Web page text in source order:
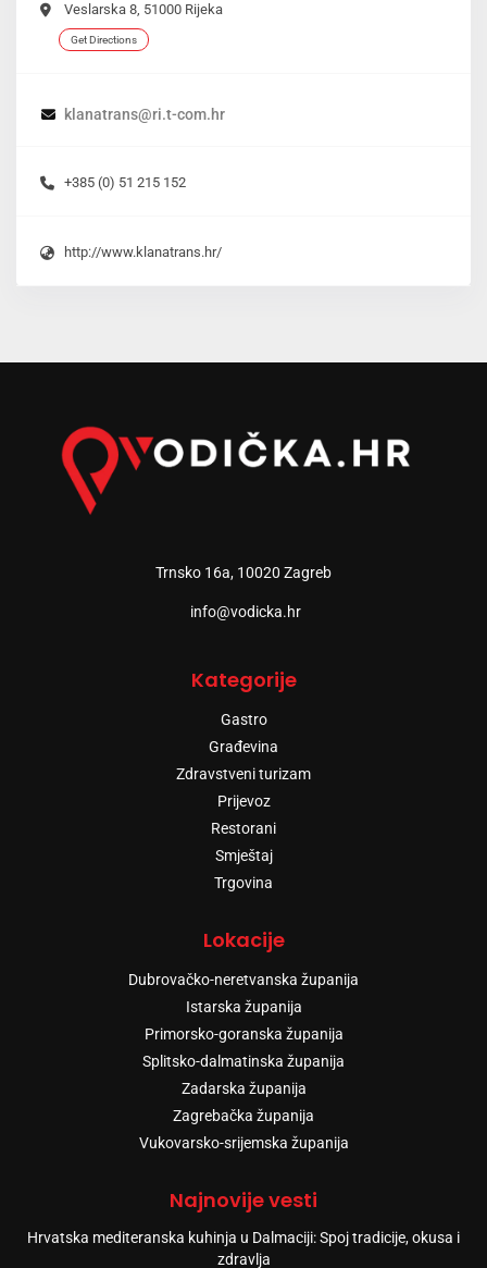
Veslarska 8, 51000 Rijeka
Get Directions
klanatrans@ri.t-com.hr
+385 (0) 51 215 152
http://www.klanatrans.hr/
Trnsko 16a, 10020 Zagreb
info@vodicka.hr
Kategorije
Gastro
Građevina
Zdravstveni turizam
Prijevoz
Restorani
Smještaj
Trgovina
Lokacije
Dubrovačko-neretvanska županija
Istarska županija
Primorsko-goranska županija
Splitsko-dalmatinska županija
Zadarska županija
Zagrebačka županija
Vukovarsko-srijemska županija
Najnovije vesti
Hrvatska mediteranska kuhinja u Dalmaciji: Spoj tradicije, okusa i
zdravlja